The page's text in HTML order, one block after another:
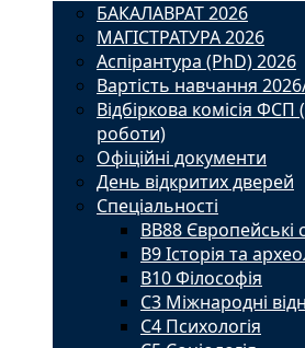
БАКАЛАВРАТ 2026
МАГІСТРАТУРА 2026
Аспірантура (PhD) 2026
Вартість навчання
Відбіркова комісія
роботи)
Офіційні документи
День відкритих дверей
Спеціальності
BВ88 Європейські
B9 Історія та
B10 Філософія
C3 Міжнародні
C4 Психологія